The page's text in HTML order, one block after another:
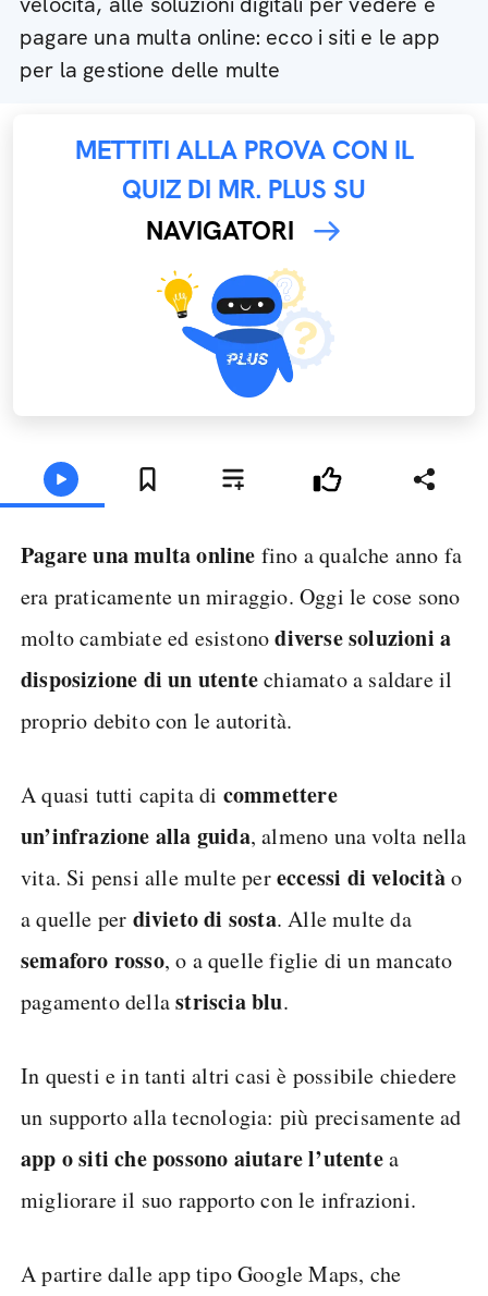
pagare una multa online: ecco i siti e le app
per la gestione delle multe
METTITI ALLA PROVA CON IL
QUIZ DI MR. PLUS SU
NAVIGATORI
Pagare una multa online fino a qualche anno fa
era praticamente un miraggio. Oggi le cose sono
molto cambiate ed esistonodiverse soluzioni a
disposizione di un utentechiamato a saldare il
proprio debito con le autorità.
A quasi tutti capita di commettere
un’infrazione alla guida, almeno una volta nella
vita. Si pensi alle multe pereccessi di velocitào
a quelle per divieto di sosta. Alle multe da
semaforo rosso, o a quelle figlie di un mancato
pagamento dellastriscia blu.
In questi e in tanti altri casi è possibile chiedere
un supporto alla tecnologia: più precisamente ad
app o siti che possono aiutare l’utentea
migliorare il suo rapporto con le infrazioni.
A partire dalle app tipo Google Maps, che